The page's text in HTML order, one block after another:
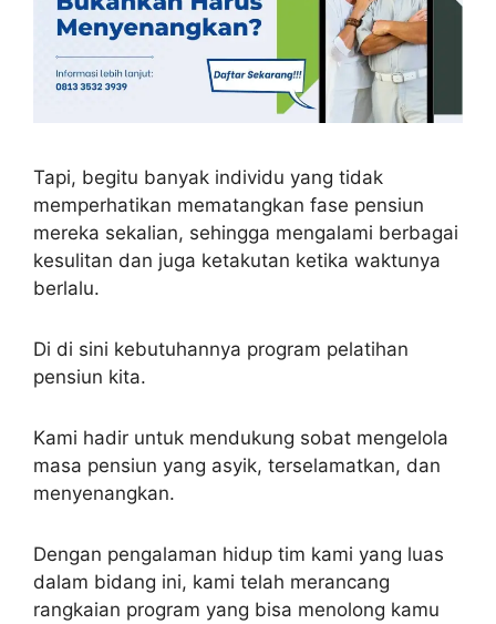
Tapi, begitu banyak individu yang tidak
memperhatikan mematangkan fase pensiun
mereka sekalian, sehingga mengalami berbagai
kesulitan dan juga ketakutan ketika waktunya
berlalu.
Di di sini kebutuhannya program pelatihan
pensiun kita.
Kami hadir untuk mendukung sobat mengelola
masa pensiun yang asyik, terselamatkan, dan
menyenangkan.
Dengan pengalaman hidup tim kami yang luas
dalam bidang ini, kami telah merancang
rangkaian program yang bisa menolong kamu